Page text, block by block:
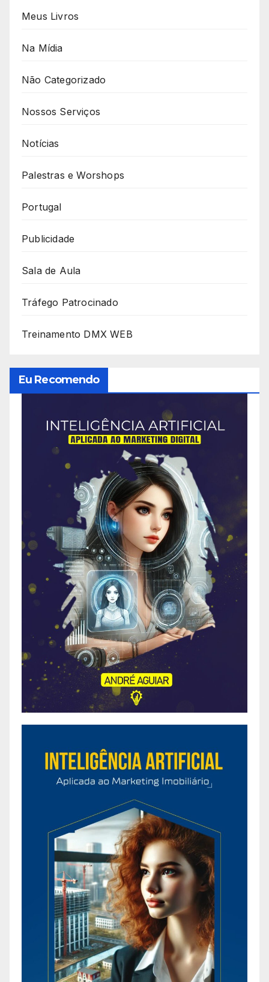
Meus Livros
Na Mídia
Não Categorizado
Nossos Serviços
Notícias
Palestras e Worshops
Portugal
Publicidade
Sala de Aula
Tráfego Patrocinado
Treinamento DMX WEB
Eu Recomendo